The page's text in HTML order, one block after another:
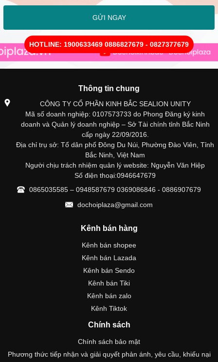
GỬI NGAY
HOTLINE: 1900633469 0886827679 - 0827377679
Thông tin chung
CÔNG TY CỔ PHẦN KINH BẮC SEALION UNITY
Mã số doanh nghiệp: 0107573733 do Phong Đăng ký kinh
doanh và Quản lý doanh nghiệp – Sở Tài chính tỉnh Bắc Ninh
cấp ngày 22/09/2016.
Địa chỉ trụ sở: Tổ dân phố Đông Du Núi, Phường Đào Viên, Tỉnh
Bắc Ninh, Việt Nam
Người chịu trách nhiệm quản lý website: Nguyễn Văn Hiệp
Số điện thoại:0946647679
0865035585 – 0948587679 0369086846 - 0886907679
dochoiplaza@gmail.com
Kênh bán hàng
Kênh bán shopee
Kênh bán Lazada
Kênh bán Sendo
Kênh bán Tiki
Kênh bán zalo
Kênh Tiktok
Chính sách
Chính sách bảo mật
Phương thức tiếp nhận và giải quyết phản ánh, yêu cầu, khiếu nại